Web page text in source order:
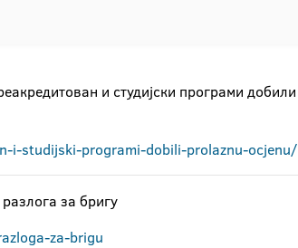
и студијски програми добили
i-studijski-programi-dobili-prolaznu-ocjenu/
за бригу
za-brigu